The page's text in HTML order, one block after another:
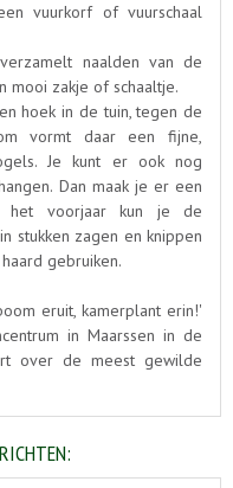
vuurkorf of vuurschaal
naalden van de
mooi zakje of schaaltje.
hoek in de tuin, tegen de
vormt daar een fijne,
Je kunt er ook nog
Dan maak je er een
het voorjaar kun je de
stukken zagen en knippen
gebruiken.
eruit, kamerplant erin!'
in Maarssen in de
over de meest gewilde